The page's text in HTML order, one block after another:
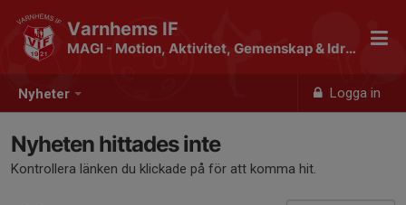
Nyheter Logga in
Varnhems IF
MAGI - Motion, Aktivitet, Gemenskap & Idrott
Nyheten hittades inte
Kontrollera länken du klickade på för att komma hit.